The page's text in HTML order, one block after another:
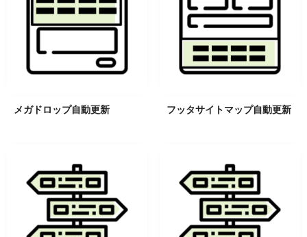
メガドロップ自動更新 フッタサイトマップ自動更新